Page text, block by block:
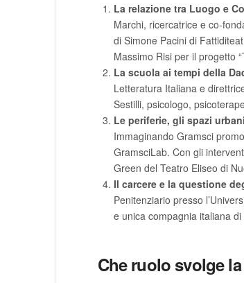
La relazione tra Luogo e
Marchi, ricercatrice e co-
di Simone Pacini di
Massimo Risi per il progetto
La scuola ai tempi della
Letteratura Italiana e
Sestilli, psicologo,
Le periferie, gli spazi
Immaginando Gramsci
GramsciLab. Con gli
Green del Teatro Eliseo di
Il carcere e la questione
Penitenziario presso
e unica compagnia italiana
Che ruolo svolge